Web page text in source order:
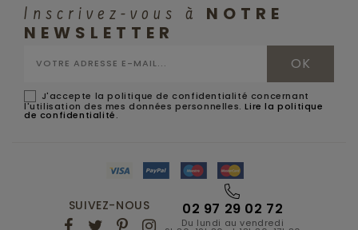
Inscrivez-vous à
NOTRE
NEWSLETTER
J'accepte la politique de confidentialité concernant
l'utilisation des mes données personnelles.Lire la politique
de confidentialité.
SUIVEZ-NOUS 02 97 29 02 72
Du lundi au vendredi